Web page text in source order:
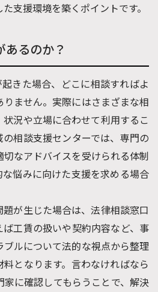
支援環境を築くポイントです。
あるのか？
きた場合、どこに相談すればよ
ません。実際にはさまざまな相
況や立場に合わせて利用するこ
相談支援センターでは、専門の
なアドバイスを受けられる体制
悩みに向けた支援を求める場合
が生じた場合は、法律相談窓口
工賃の扱いや契約内容など、事
ルについて法的な視点から整理
となります。言わなければなら
に確認してもらうことで、解決